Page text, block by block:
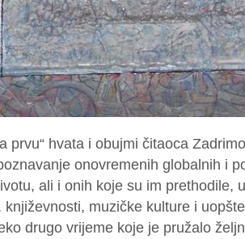
prvu“ hvata i obujmi čitaoca
onovremenih globalnih i
ali i onih koje su im prethodile,
književnosti, muzičke kulture i
drugo vrijeme koje je pružalo